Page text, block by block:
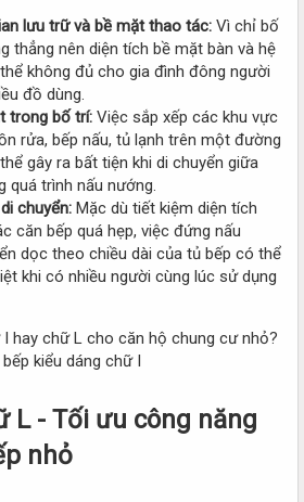
lưu trữ và bề mặt thao tác: Vì chỉ bố
thẳng nên diện tích bề mặt bàn và hệ
không đủ cho gia đình đông người
đồ dùng.
trong bố trí: Việc sắp xếp các khu vực
rửa, bếp nấu, tủ lạnh trên một đường
gây ra bất tiện khi di chuyển giữa
quá trình nấu nướng.
chuyển: Mặc dù tiết kiệm diện tích
căn bếp quá hẹp, việc đứng nấu
dọc theo chiều dài của tủ bếp có thể
khi có nhiều người cùng lúc sử dụng
kiểu dáng chữ I​
L - Tối ưu công năng
nhỏ